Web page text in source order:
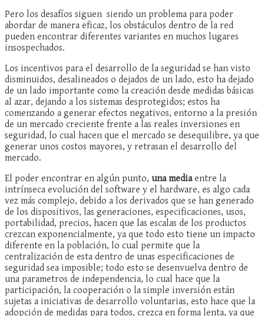
Pero los desafíos siguen siendo un problema para poder
abordar de manera eficaz, los obstáculos dentro de la red
pueden encontrar diferentes variantes en muchos lugares
insospechados.
Los incentivos para el desarrollo de la seguridad se han visto
disminuidos, desalineados o dejados de un lado, esto ha dejado
de un lado importante como la creación desde medidas básicas
al azar, dejando a los sistemas desprotegidos; estos ha
comenzando a generar efectos negativos, entorno a la presión
de un mercado creciente frente a las reales inversiones en
seguridad, lo cual hacen que el mercado se desequilibre, ya que
generar unos costos mayores, y retrasan el desarrollo del
mercado.
El poder encontrar en algún punto, una mediaentre la
intrínseca evolución del software y el hardware, es algo cada
vez más complejo, debido a los derivados que se han generado
de los dispositivos, las generaciones, especificaciones, usos,
portabilidad, precios, hacen que las escalas de los productos
crezcan exponencialmente, ya que todo esto tiene un impacto
diferente en la población, lo cual permite que la
centralización de esta dentro de unas especificaciones de
seguridad sea imposible; todo esto se desenvuelva dentro de
una parametros de independencia, lo cual hace que la
participación, la cooperación o la simple inversión están
sujetas a iniciativas de desarrollo voluntarias, esto hace que la
adopción de medidas para todos, crezca en forma lenta, ya que